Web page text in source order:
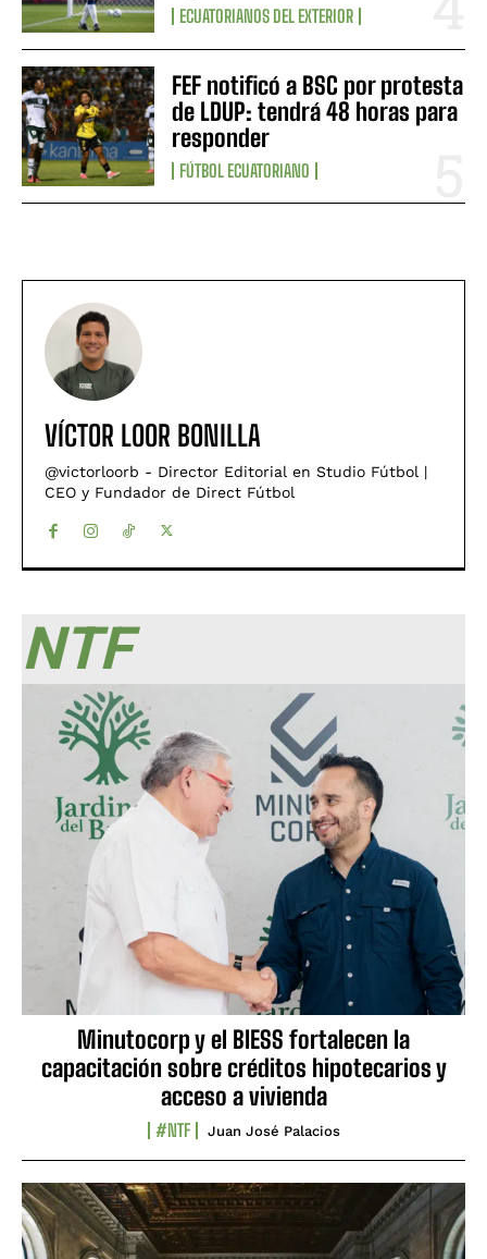
ECUATORIANOS DEL EXTERIOR
FEF notificó a BSC por protesta
de LDUP: tendrá 48 horas para
responder
FÚTBOL ECUATORIANO
VÍCTOR LOOR BONILLA
@victorloorb - Director Editorial en Studio Fútbol |
CEO y Fundador de Direct Fútbol
NTF
Minutocorp y el BIESS fortalecen la
capacitación sobre créditos hipotecarios y
acceso a vivienda
#NTF Juan José Palacios